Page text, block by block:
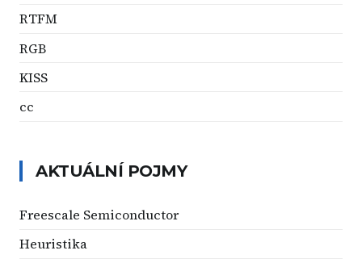
RTFM
RGB
KISS
cc
AKTUÁLNÍ POJMY
Freescale Semiconductor
Heuristika